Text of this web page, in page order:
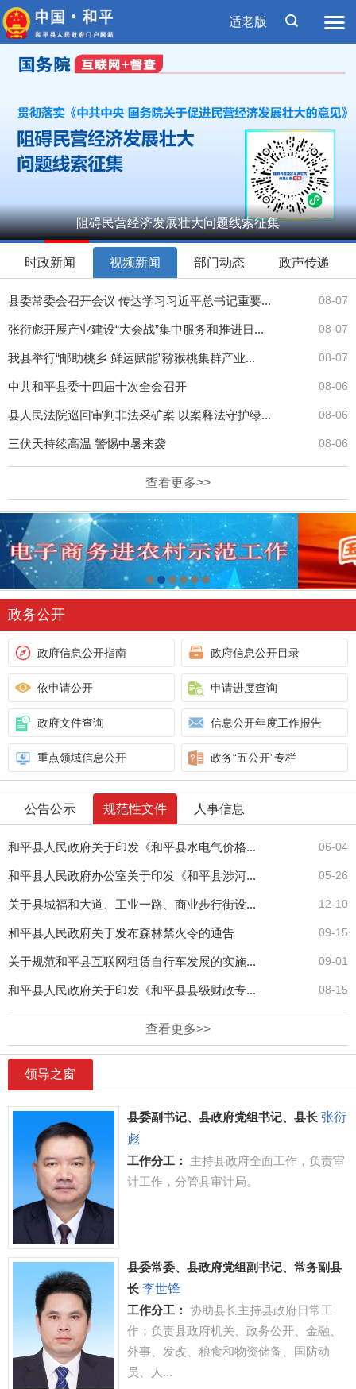
适老版
阻碍民营经济发展壮大问题线索征集
3 4
时政新闻
视频新闻 部门动态 政声传递
08-07
县委常委会召开会议 传达学习习近平总书记重要...
08-07
张衍彪开展产业建设“大会战”集中服务和推进日...
08-07
我县举行“邮助桃乡 鲜运赋能”猕猴桃集群产业...
08-06
中共和平县委十四届十次全会召开
08-06
县人民法院巡回审判非法采矿案 以案释法守护绿...
08-06
三伏天持续高温 警惕中暑来袭
查看更多>>
政务公开
政府信息公开指南 政府信息公开目录
依申请公开 申请进度查询
政府文件查询 信息公开年度工作报告
重点领域信息公开 政务“五公开”专栏
公告公示 规范性文件 人事信息
06-04
和平县人民政府关于印发《和平县水电气价格...
05-26
和平县人民政府办公室关于印发《和平县涉河...
12-10
关于县城福和大道、工业一路、商业步行街设...
09-15
和平县人民政府关于发布森林禁火令的通告
09-01
关于规范和平县互联网租赁自行车发展的实施...
08-15
和平县人民政府关于印发《和平县县级财政专...
查看更多>>
领导之窗
县委副书记、县政府党组书记、县长 张衍
彪
工作分工：
主持县政府全面工作，负责审
计工作，分管县审计局。
县委常委、县政府党组副书记、常务副县
长 李世锋
工作分工：
协助县长主持县政府日常工
作；负责县政府机关、政务公开、金融、
外事、发改、粮食和物资储备、国防动
员、人...